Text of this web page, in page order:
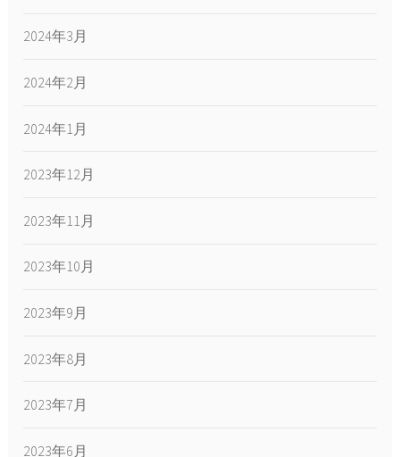
2024年3月
2024年2月
2024年1月
2023年12月
2023年11月
2023年10月
2023年9月
2023年8月
2023年7月
2023年6月